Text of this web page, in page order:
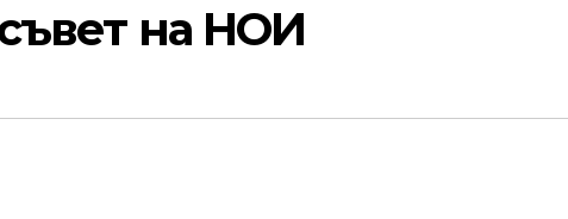
на НОИ